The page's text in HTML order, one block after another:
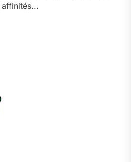
affinités...